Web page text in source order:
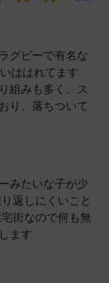
グビーで有名な
ははれてます
組みも多く、ス
り、落ちついて
みたいな子が少
返しにくいこと
街なので何も無
ます